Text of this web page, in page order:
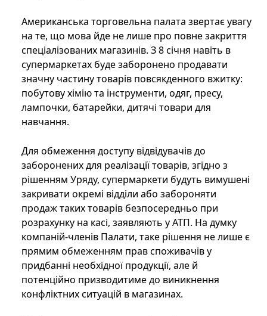
Американська торговельна палата звертає увагу
на те, що мова йде не лише про повне закриття
спеціалізованих магазинів. З 8 січня навіть в
супермаркетах буде заборонено продавати
значну частину товарів повсякденного вжитку:
побутову хімію та інструменти, одяг, пресу,
лампочки, батарейки, дитячі товари для
навчання.
Для обмеження доступу відвідувачів до
заборонених для реалізації товарів, згідно з
рішенням Уряду, супермаркети будуть вимушені
закривати окремі відділи або забороняти
продаж таких товарів безпосередньо при
розрахунку на касі, заявляють у АТП. На думку
компаній-членів Палати, таке рішення не лише є
прямим обмеженням прав споживачів у
придбанні необхідної продукції, але й
потенційно призводитиме до виникнення
конфліктних ситуацій в магазинах.